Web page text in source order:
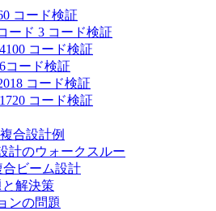
コード検証
ード 3 コード検証
コード検証
コード検証
コード検証
コード検証
合設計例
計のウォークスルー
合ビーム設計
解決策
ンの問題